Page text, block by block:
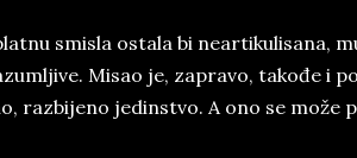
smisla ostala bi neartikulisana,
Misao je, zapravo, takođe i
razbijeno jedinstvo. A ono se može